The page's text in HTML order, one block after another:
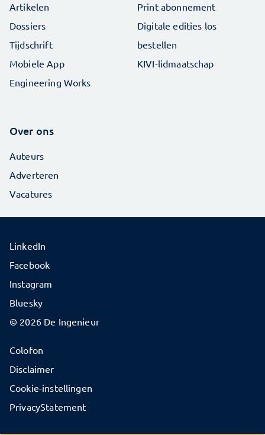
Artikelen
Dossiers
Tijdschrift
Mobiele App
Engineering Works
Print abonnement
Digitale edities los
bestellen
KIVI-lidmaatschap
Over ons
Auteurs
Adverteren
Vacatures
© 2026 De Ingenieur
Colofon
Disclaimer
Cookie-instellingen
PrivacyStatement
LinkedIn
Facebook
Instagram
Bluesky